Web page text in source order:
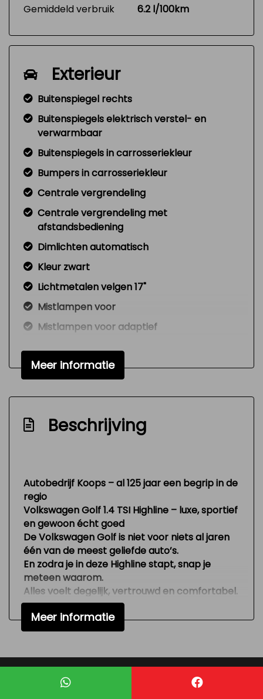
Gemiddeld verbruik
6.2 l/100km
Exterieur
Buitenspiegel rechts
Buitenspiegels elektrisch verstel- en
verwarmbaar
Buitenspiegels in carrosseriekleur
Bumpers in carrosseriekleur
Centrale vergrendeling
Centrale vergrendeling met
afstandsbediening
Dimlichten automatisch
Kleur zwart
Lichtmetalen velgen 17"
Mistlampen voor
Mistlampen voor adaptief
Parkeersensor voor en achter
Interieur
Armsteun achter
Electronic climate control
Elektrische ramen voor
Lendesteun(en) verstelbaar
Microvezel bekleding
Passagiersstoel in hoogte verstelbaar
Sportstoelen
Stuur en versnellingspook (kunst)leder
Stuurbekrachtiging snelheidsafhankelijk
Overige
Anti blokkeer systeem
Meer informatie
Beschrijving
Autobedrijf Koops – al 125 jaar een begrip in de
regio
Volkswagen Golf 1.4 TSI Highline – luxe, sportief
en gewoon écht goed
De Volkswagen Golf is niet voor niets al jaren
één van de meest geliefde auto’s.
En zodra je in deze Highline stapt, snap je
meteen waarom.
Alles voelt degelijk, vertrouwd en comfortabel.
Dit is zo’n auto die je elke dag pakt zonder erbij
na te denken — omdat hij gewoon goed is in
alles. Niet te groot, niet te klein, maar precies
De1.4 TSI motorzorgt voor een fijne balans
lekker door te rijden, maar ook netjes in
Meer informatie
Mogelijk gemaakt door